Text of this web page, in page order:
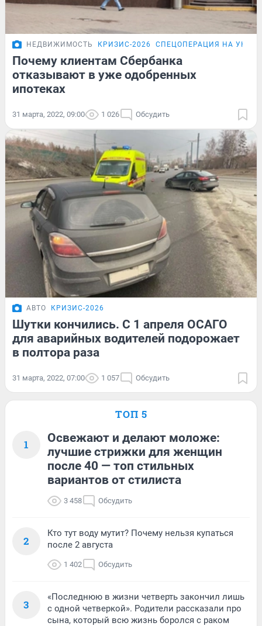
НЕДВИЖИМОСТЬ КРИЗИС-2026 СПЕЦОПЕРАЦИЯ НА
Почему клиентам Сбербанка
отказывают в уже одобренных
ипотеках
31 марта, 2022, 09:00 1 026 Обсудить
АВТО КРИЗИС-2026
Шутки кончились. С 1 апреля ОСАГО
для аварийных водителей подорожает
в полтора раза
31 марта, 2022, 07:00 1 057 Обсудить
ТОП 5
1
Освежают и делают моложе:
лучшие стрижки для женщин
после 40 — топ стильных
вариантов от стилиста
3 458 Обсудить
2
Кто тут воду мутит? Почему нельзя купаться
после 2 августа
1 402 Обсудить
3
«Последнюю в жизни четверть закончил лишь
с одной четверкой». Родители рассказали про
сына, который всю жизнь боролся с раком